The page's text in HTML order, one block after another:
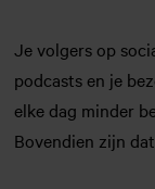
Je volgers op
podcasts en je
elke dag minder
Bovendien zijn